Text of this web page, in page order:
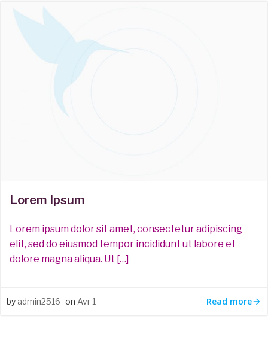
Lorem Ipsum
Lorem ipsum dolor sit amet, consectetur adipiscing
elit, sed do eiusmod tempor incididunt ut labore et
dolore magna aliqua. Ut […]
by admin2516 on Avr 1 Read more